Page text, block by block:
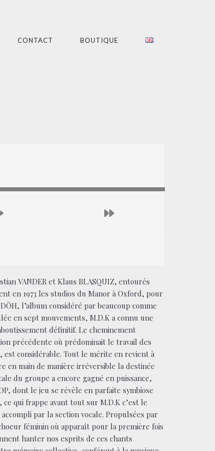
CONTACT BOUTIQUE
VANDER et Klaus BLASQUIZ, entourés
en 1973 les studios du Manor à Oxford, pour
l’album considéré par beaucoup comme
en sept mouvements, M.D.K a connu une
définitif. Le cheminement
précédente où prédominait le travail des
considérable. Tout le mérite en revient à
en main de manière irréversible la destinée
du groupe a encore gagné en puissance,
dont le jeu se révèle en parfaite symbiose
ce qui frappe avant tout sur M.D.K c’est le
par la section vocale. Propulsées par
féminin où apparaît pour la première fois
hanter nos esprits de ces chants